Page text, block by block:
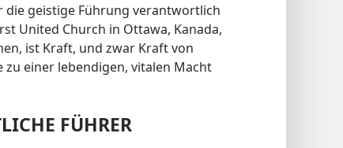
geistige Führung verantwortlich
United Church in Ottawa, Kanada,
ist Kraft, und zwar Kraft von
einer lebendigen, vitalen Macht
FÜHRER